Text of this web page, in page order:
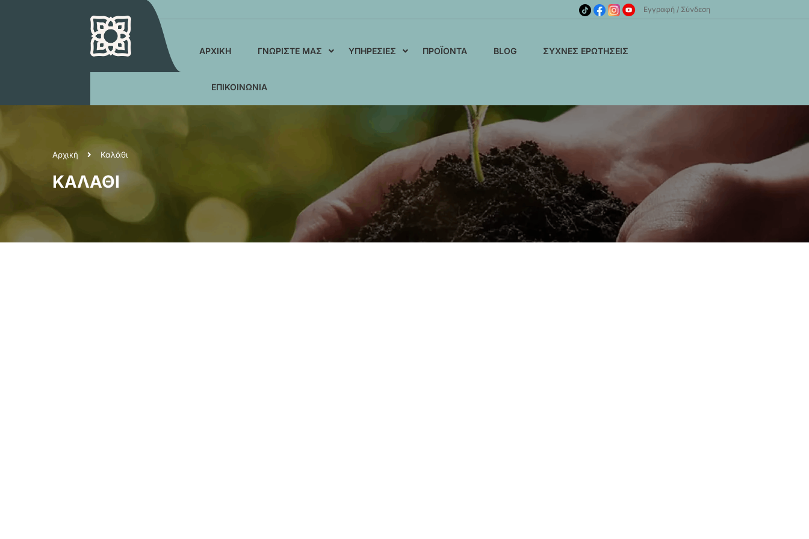
Εγγραφή Σύνδεση
ΑΡΧΙΚΉ ΓΝΩΡΊΣΤΕ ΜΑΣ ΥΠΗΡΕΣΊΕΣ ΠΡΟΪΌΝΤΑ BLOG ΣΥΧΝΈΣ ΕΡΩΤΉΣΕΙΣ
ΕΠΙΚΟΙΝΩΝΊΑ
Αρχική Καλάθι
ΚΑΛΆΘΙ